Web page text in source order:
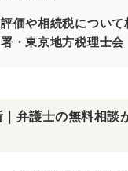
価や相続税につい
・東京地方税理士
弁護士の無料相談